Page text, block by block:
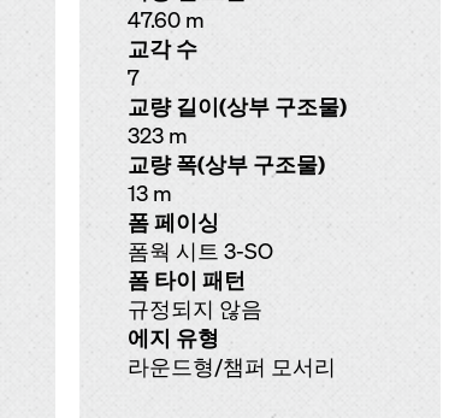
47.60 m
교각 수
7
교량 길이(상부 구조물)
323 m
교량 폭(상부 구조물)
13 m
폼 페이싱
폼웍 시트 3-SO
폼 타이 패턴
규정되지 않음
에지 유형
라운드형/챔퍼 모서리